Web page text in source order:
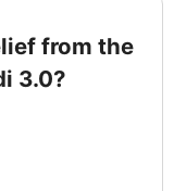
from the
3.0?